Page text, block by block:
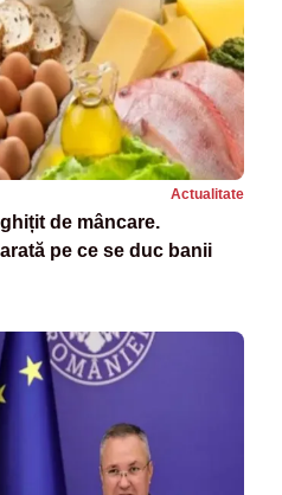
Actualitate
de mâncare.
pe ce se duc banii